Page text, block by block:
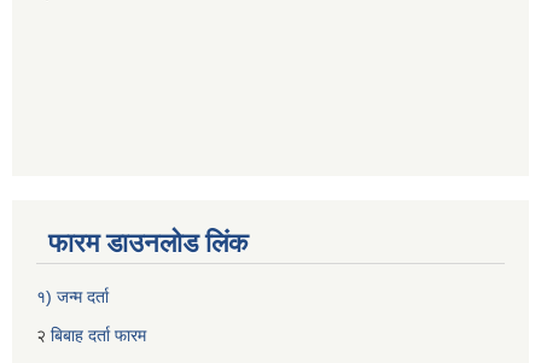
फारम डाउनलोड लिंक
१) जन्म दर्ता
२ बिबाह दर्ता फारम